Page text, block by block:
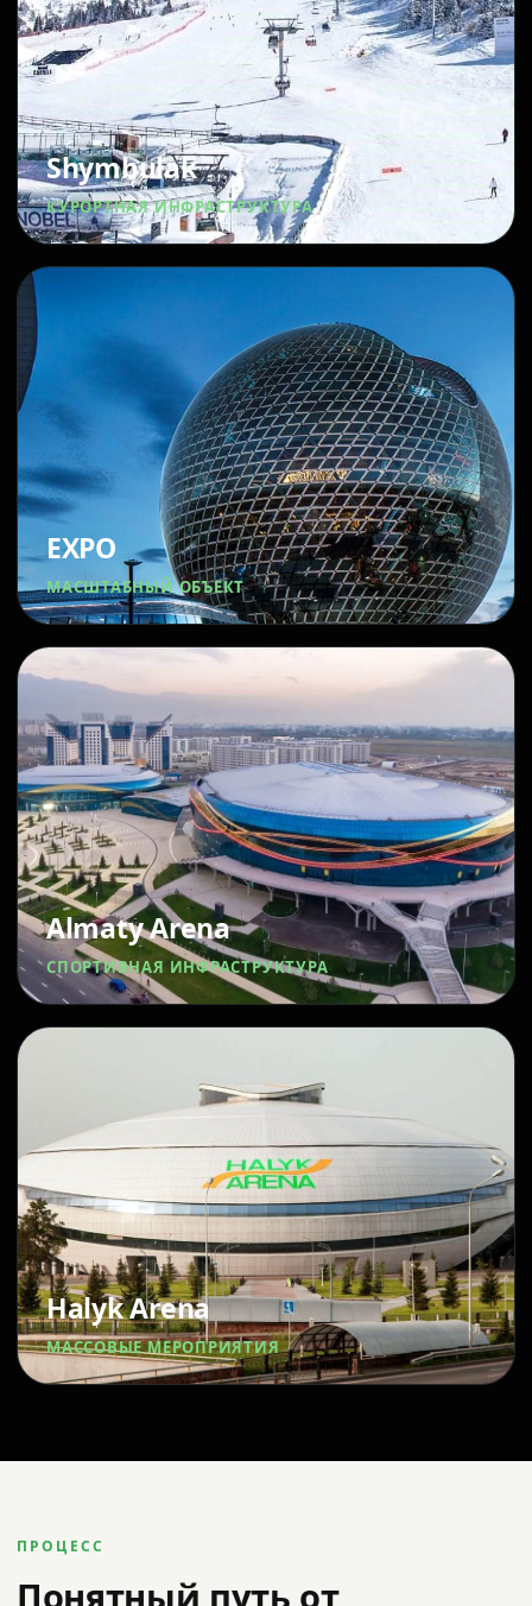
Shymbulak
КУРОРТНАЯ ИНФРАСТРУКТУРА
EXPO
МАСШТАБНЫЙ ОБЪЕКТ
Almaty Arena
СПОРТИВНАЯ ИНФРАСТРУКТУРА
Halyk Arena
МАССОВЫЕ МЕРОПРИЯТИЯ
ПРОЦЕСС
Понятный путь от